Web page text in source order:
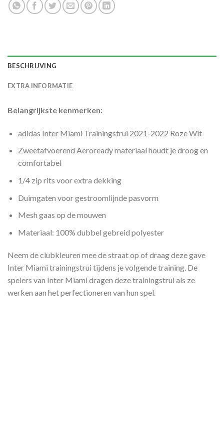
BESCHRIJVING
EXTRA INFORMATIE
Belangrijkste kenmerken:
adidas Inter Miami Trainingstrui 2021-2022 Roze Wit
Zweetafvoerend Aeroready materiaal houdt je droog en
comfortabel
1/4 zip rits voor extra dekking
Duimgaten voor gestroomlijnde pasvorm
Mesh gaas op de mouwen
Materiaal: 100% dubbel gebreid polyester
Neem de clubkleuren mee de straat op of draag deze gave
Inter Miami trainingstrui tijdens je volgende training. De
spelers van Inter Miami dragen deze trainingstrui als ze
werken aan het perfectioneren van hun spel.